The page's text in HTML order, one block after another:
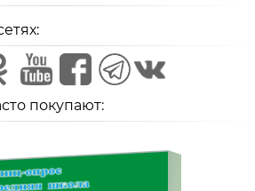
покупают: